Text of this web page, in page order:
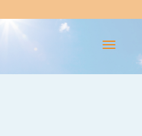
Flip-